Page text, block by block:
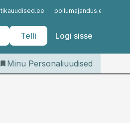
pollumajandus.ee
Telli Logi sisse
Iseteenindus
Personaliuudised
Minu Personaliuudised